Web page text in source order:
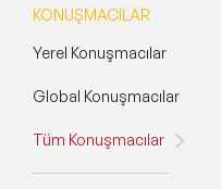
KONUŞMACILAR
Yerel Konuşmacılar
Global Konuşmacılar
Tüm Konuşmacılar